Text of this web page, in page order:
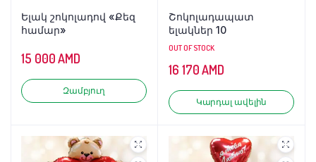
Ելակ շոկոլադով «Քեզ
համար»
15 000AMD
Զամբյուղ
Շոկոլադապատ
ելակներ 10
OUT OF STOCK
16 170AMD
Կարդալ ավելին